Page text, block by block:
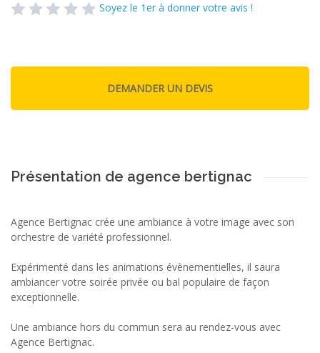
Soyez le 1er à donner votre avis !
Présentation de agence bertignac
Agence Bertignac crée une ambiance à votre image avec son
orchestre de variété professionnel.
Expérimenté dans les animations évènementielles, il saura
ambiancer votre soirée privée ou bal populaire de façon
exceptionnelle.
Une ambiance hors du commun sera au rendez-vous avec
Agence Bertignac.